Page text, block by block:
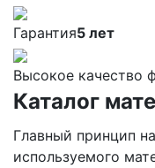
Гарантия5 лет
Высокое качество
Каталог
Главный принцип
используемого